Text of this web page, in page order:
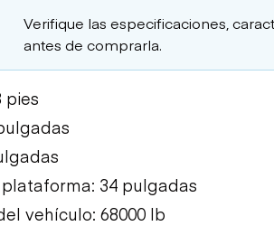
Verifique las especificaciones,
antes de comprarla.
pies
34 pulgadas
vehículo: 68000 lb